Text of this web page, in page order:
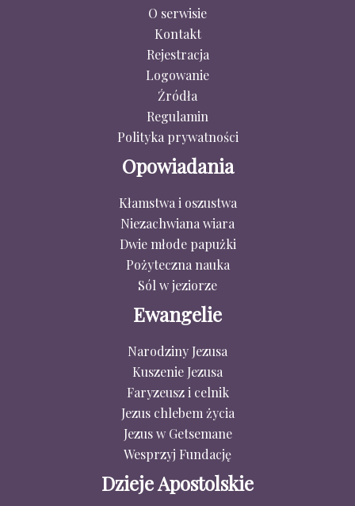
O serwisie
Kontakt
Rejestracja
Logowanie
Źródła
Regulamin
Polityka prywatności
Opowiadania
Kłamstwa i oszustwa
Niezachwiana wiara
Dwie młode papużki
Pożyteczna nauka
Sól w jeziorze
Ewangelie
Narodziny Jezusa
Kuszenie Jezusa
Faryzeusz i celnik
Jezus chlebem życia
Jezus w Getsemane
Wesprzyj Fundację
Dzieje Apostolskie